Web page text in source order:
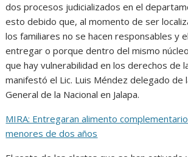
dos procesos judicializados en el
esto debido que, al momento de ser
los familiares no se hacen responsables y
entregar o porque dentro del mismo
que hay vulnerabilidad en los derechos de
manifestó el Lic. Luis Méndez delegado de
General de la Nacional en Jalapa.
MIRA: Entregaran alimento
menores de dos años